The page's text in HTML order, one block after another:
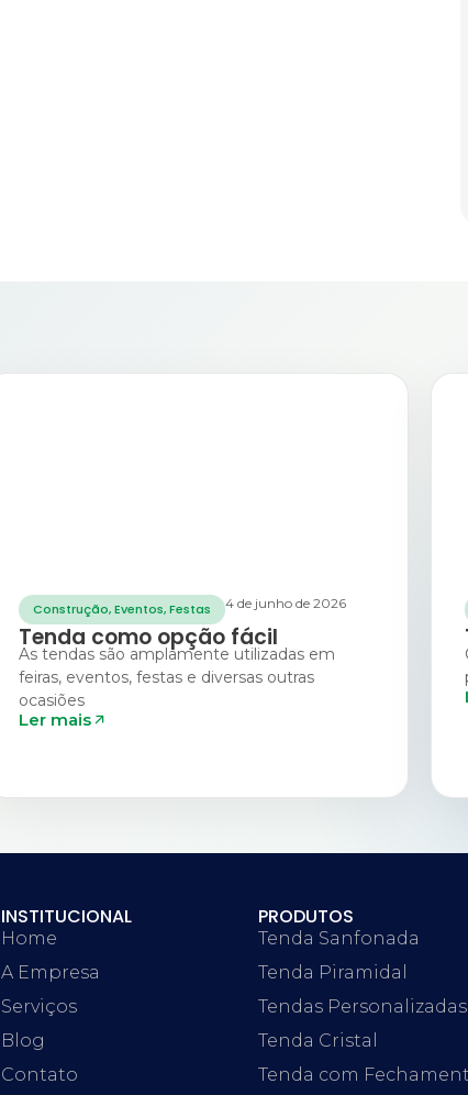
Construção,Eventos,Festas 4 de junho de 2026
Tenda como opção fácil
As tendas são amplamente utilizadas em
feiras, eventos, festas e diversas outras
ocasiões
Ler mais
INSTITUCIONAL
Home
A Empresa
Serviços
Blog
Contato
PRODUTOS
Tenda Sanfonada
Tenda Piramidal
Tendas Personalizadas
Tenda Cristal
Tenda com